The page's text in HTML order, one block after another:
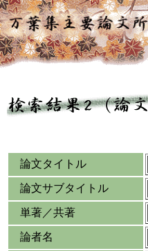
論文タイトル
論文サブタイトル
単著／共著
論者名